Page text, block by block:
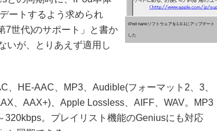
iPod nanoソフトウェアを1.0.1にアップデート
した
ートするよう求められ
7世代)のサポート」と書か
いが、とりあえず適用し
HE-AAC、MP3、Audible(フォーマット2、3、
、AAX+)、Apple Lossless、AIFF、WAV。MP3
320kbps。プレイリスト機能のGeniusにも対応